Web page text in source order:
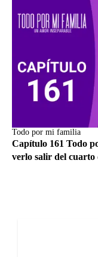
Todo por mi familia
Capítulo 161 Todo
verlo salir del cuarto